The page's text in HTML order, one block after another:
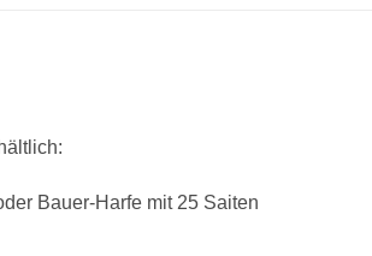
Bauer-Harfe mit 25 Saiten